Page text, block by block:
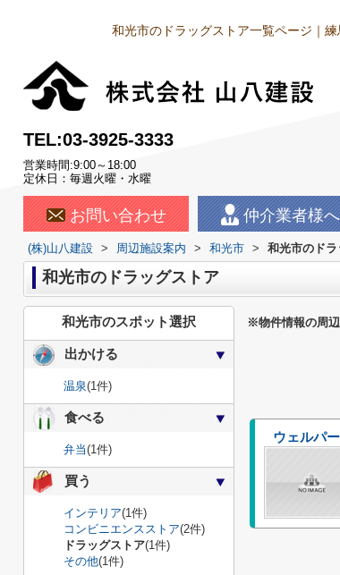
和光市のドラッグストア一覧ページ｜
TEL:03-3925-3333
営業時間:9:00～18:00
定休日：毎週火曜・水曜
お問い合わせ 仲介業者様へ
(株)山八建設 > 周辺施設案内 > 和光市 > 和光市のド
和光市のドラッグストア
※物件情報の周
ウェルパ
和光市のスポット選択
出かける
温泉(1件)
食べる
弁当(1件)
買う
インテリア(1件)
コンビニエンスストア(2件)
ドラッグストア(1件)
その他(1件)